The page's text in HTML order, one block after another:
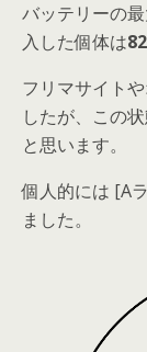
バッテリーの
入した個体は
フリマサイト
したが、この
と思います。
個人的には [A
ました。